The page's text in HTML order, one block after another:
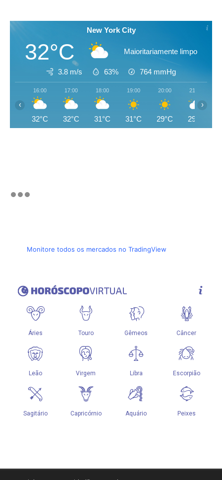
New York City
32°C Maioritariamente limpo
3.8 m/s 63% 764 mmHg
16:00
32°C
17:00
32°C
18:00
31°C
19:00
31°C
20:00
29°C
21:00
29°C
‹ ›
Monitore todos os mercados no TradingView